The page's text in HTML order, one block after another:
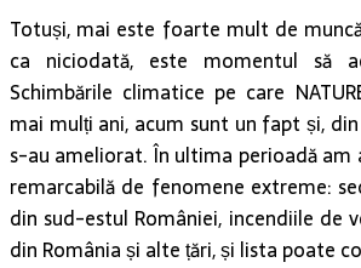
Totuși, mai este foarte mult de
ca niciodată, este momentul să
Schimbările climatice pe care
mai mulți ani, acum sunt un fapt și,
s-au ameliorat. În ultima perioadă am
remarcabilă de fenomene extreme:
din sud-estul României, incendiile de
din România și alte țări, și lista poate